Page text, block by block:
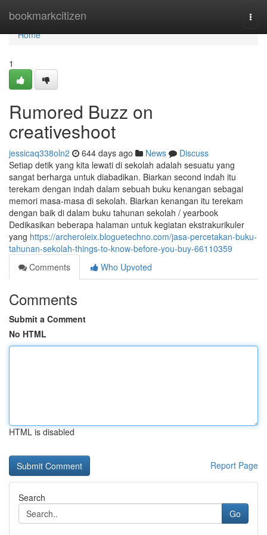
bookmarkcitizen
Home
Home
1
Rumored Buzz on
creativeshoot
jessicaq338oln2 644 days ago News
Discuss
Setiap detik yang kita lewati di sekolah adalah sesuatu yang
sangat berharga untuk diabadikan. Biarkan second indah itu
terekam dengan indah dalam sebuah buku kenangan sebagai
memori masa-masa di sekolah. Biarkan kenangan itu terekam
dengan baik di dalam buku tahunan sekolah / yearbook
Dedikasikan beberapa halaman untuk kegiatan ekstrakurikuler
yang https://archeroleix.bloguetechno.com/jasa-percetakan-buku-
tahunan-sekolah-things-to-know-before-you-buy-66110359
Comments
Who Upvoted
Comments
Submit a Comment
No HTML
HTML is disabled
Report Page
Search
Go